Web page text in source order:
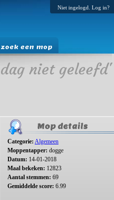
Niet ingelogd. Log in?
zoek een mop
niet geleefd'
Mop details
Categorie: Algemeen
Moppentapper: dogge
Datum: 14-01-2018
Maal bekeken: 12823
Aantal stemmen: 69
Gemiddelde score: 6.99